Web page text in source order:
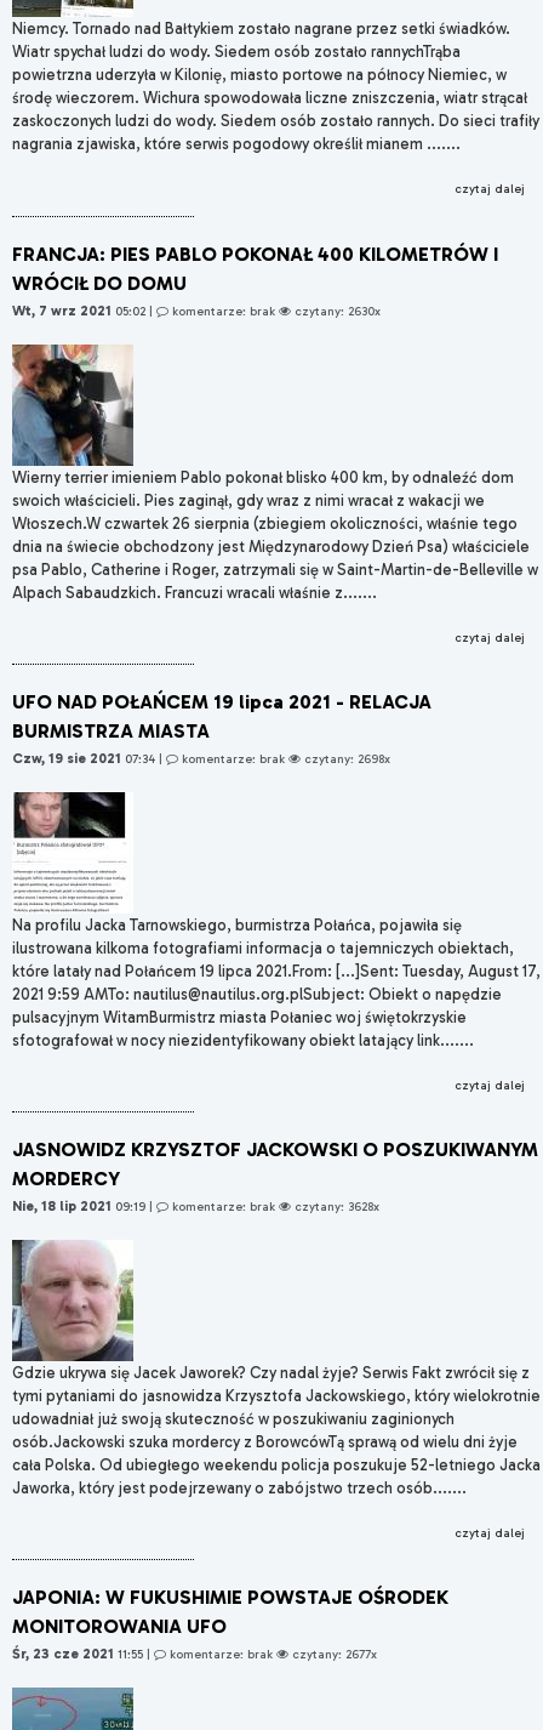
Niemcy. Tornado nad Bałtykiem zostało nagrane przez setki świadków.
Wiatr spychał ludzi do wody. Siedem osób zostało rannychTrąba
powietrzna uderzyła w Kilonię, miasto portowe na północy Niemiec, w
środę wieczorem. Wichura spowodowała liczne zniszczenia, wiatr strącał
zaskoczonych ludzi do wody. Siedem osób zostało rannych. Do sieci trafiły
nagrania zjawiska, które serwis pogodowy określił mianem .......
czytaj dalej
FRANCJA: PIES PABLO POKONAŁ 400 KILOMETRÓW I
WRÓCIŁ DO DOMU
Wt, 7 wrz 2021 05:02 | komentarze: brak czytany: 2630x
Wierny terrier imieniem Pablo pokonał blisko 400 km, by odnaleźć dom
swoich właścicieli. Pies zaginął, gdy wraz z nimi wracał z wakacji we
Włoszech.W czwartek 26 sierpnia (zbiegiem okoliczności, właśnie tego
dnia na świecie obchodzony jest Międzynarodowy Dzień Psa) właściciele
psa Pablo, Catherine i Roger, zatrzymali się w Saint-Martin-de-Belleville w
Alpach Sabaudzkich. Francuzi wracali właśnie z.......
czytaj dalej
UFO NAD POŁAŃCEM 19 lipca 2021 - RELACJA
BURMISTRZA MIASTA
Czw, 19 sie 2021 07:34 | komentarze: brak czytany: 2698x
Na profilu Jacka Tarnowskiego, burmistrza Połańca, pojawiła się
ilustrowana kilkoma fotografiami informacja o tajemniczych obiektach,
które latały nad Połańcem 19 lipca 2021.From: [...]Sent: Tuesday, August 17,
2021 9:59 AMTo: nautilus@nautilus.org.plSubject: Obiekt o napędzie
pulsacyjnym WitamBurmistrz miasta Połaniec woj świętokrzyskie
sfotografował w nocy niezidentyfikowany obiekt latający link.......
czytaj dalej
JASNOWIDZ KRZYSZTOF JACKOWSKI O POSZUKIWANYM
MORDERCY
Nie, 18 lip 2021 09:19 | komentarze: brak czytany: 3628x
Gdzie ukrywa się Jacek Jaworek? Czy nadal żyje? Serwis Fakt zwrócił się z
tymi pytaniami do jasnowidza Krzysztofa Jackowskiego, który wielokrotnie
udowadniał już swoją skuteczność w poszukiwaniu zaginionych
osób.Jackowski szuka mordercy z BorowcówTą sprawą od wielu dni żyje
cała Polska. Od ubiegłego weekendu policja poszukuje 52-letniego Jacka
Jaworka, który jest podejrzewany o zabójstwo trzech osób.......
czytaj dalej
JAPONIA: W FUKUSHIMIE POWSTAJE OŚRODEK
MONITOROWANIA UFO
Śr, 23 cze 2021 11:55 komentarze: brak czytany: 2677x